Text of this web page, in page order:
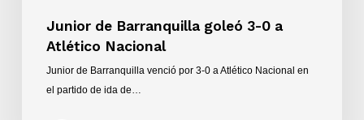
Junior de Barranquilla goleó 3-0 a
Atlético Nacional
Junior de Barranquilla venció por 3-0 a Atlético Nacional en
el partido de ida de…